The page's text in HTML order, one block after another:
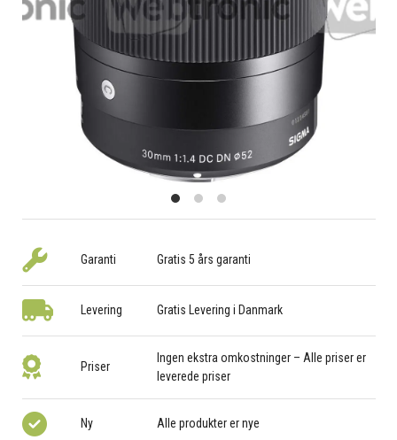
Garanti Gratis 5 års garanti
Levering Gratis Levering i Danmark
Priser
Ingen ekstra omkostninger – Alle priser er
leverede priser
Ny Alle produkter er nye